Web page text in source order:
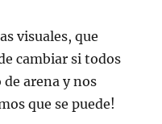
visuales, que
cambiar si todos
arena y nos
que se puede!